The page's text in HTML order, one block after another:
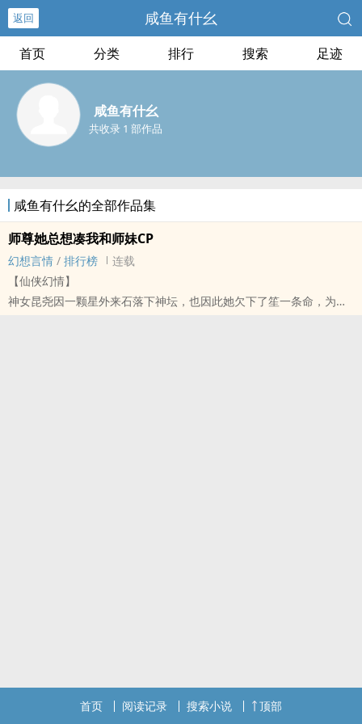
返回 咸鱼有什幺
首页 分类 排行 搜索 足迹
咸鱼有什幺
共收录 1 部作品
咸鱼有什幺的全部作品集
师尊她总想凑我和师妹CP
幻想言情 / 排行榜
连载
【仙侠幻情】
神女昆尧因一颗星外来石落下神坛，也因此她欠下了笙一条命，为了
首页 阅读记录 搜索小说 顶部